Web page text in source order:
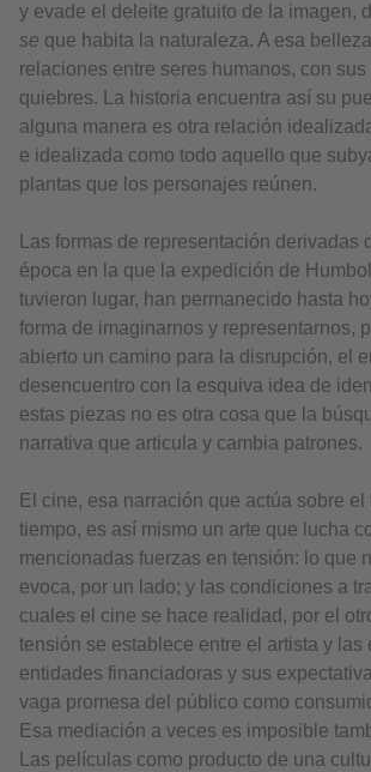
y evade el deleite gratuito de la imagen,
se que habita la naturaleza. A esa
relaciones entre seres humanos, con
quiebres. La historia encuentra así su
alguna manera es otra relación
e idealizada como todo aquello que
plantas que los personajes reúnen.
Las formas de representación derivadas
época en la que la expedición de
tuvieron lugar, han permanecido hasta
forma de imaginarnos y representarnos,
abierto un camino para la disrupción, el
desencuentro con la esquiva idea de
estas piezas no es otra cosa que la
narrativa que articula y cambia patrones.
El cine, esa narración que actúa sobre el
tiempo, es así mismo un arte que lucha
mencionadas fuerzas en tensión: lo que
evoca, por un lado; y las condiciones a
cuales el cine se hace realidad, por el
tensión se establece entre el artista y las
entidades financiadoras y sus
vaga promesa del público como
Esa mediación a veces es imposible
Las películas como producto de una